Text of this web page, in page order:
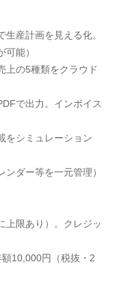
生産計画を見える化。
能）
上の5種類をクラウド
で出力。インボイス
をシミュレーション
ンダー等を一元管理）
上限あり）。クレジッ
10,000円（税抜・2